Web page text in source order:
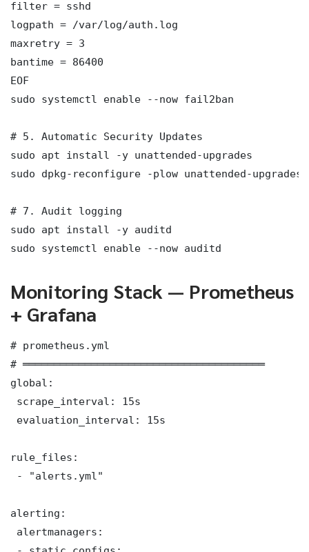
filter = sshd
logpath = /var/log/auth.log
maxretry = 3
bantime = 86400
EOF
sudo systemctl enable --now fail2ban
# 5. Automatic Security Updates
sudo apt install -y unattended-upgrades
sudo dpkg-reconfigure -plow unattended-upgrades
# 7. Audit logging
sudo apt install -y auditd
sudo systemctl enable --now auditd
Monitoring Stack — Prometheus
+ Grafana
# prometheus.yml
# ═══════════════════════════════════════
global:
scrape_interval: 15s
evaluation_interval: 15s
rule_files:
- "alerts.yml"
alerting:
alertmanagers: